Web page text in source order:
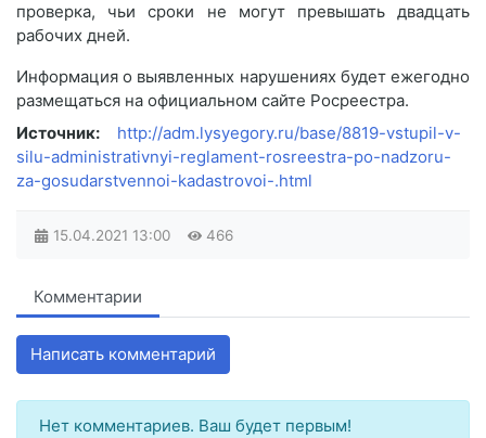
проверка, чьи сроки не могут превышать двадцать
рабочих дней.
Информация о выявленных нарушениях будет ежегодно
размещаться на официальном сайте Росреестра.
Источник:
http://adm.lysyegory.ru/base/8819-vstupil-v-
silu-administrativnyi-reglament-rosreestra-po-nadzoru-
za-gosudarstvennoi-kadastrovoi-.html
15.04.2021 13:00 466
Комментарии
Написать комментарий
Нет комментариев. Ваш будет первым!